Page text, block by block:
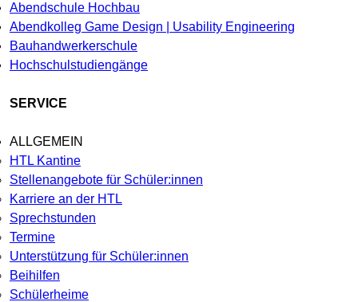
Abendschule Hochbau
Abendkolleg Game Design | Usability Engineering
Bauhandwerkerschule
Hochschulstudiengänge
SERVICE
ALLGEMEIN
HTL Kantine
Stellenangebote für Schüler:innen
Karriere an der HTL
Sprechstunden
Termine
Unterstützung für Schüler:innen
Beihilfen
Schülerheime